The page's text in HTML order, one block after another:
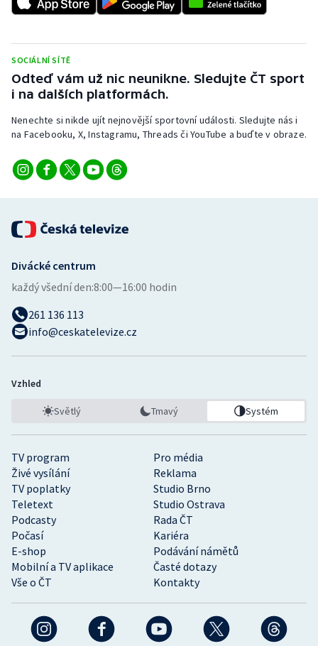
Triatlon
Veslování
Vodní slalom
Volejbal
SOCIÁLNÍ SÍTĚ
Odteď vám už nic neunikne. Sledujte ČT sport
i na dalších platformách.
Nenechte si nikde ujít nejnovější sportovní události. Sledujte nás i
na Facebooku, X, Instagramu, Threads či YouTube a buďte v obraze.
TV program
Pro média
Živé vysílání
Reklama
TV poplatky
Studio Brno
Teletext
Studio Ostrava
Podcasty
Rada ČT
Počasí
Kariéra
E-shop
Podávání námětů
Mobilní a TV aplikace
Časté dotazy
Vše o ČT
Kontakty
Divácké centrum
každý všední den:8:00—16:00 hodin
261 136 113
info@ceskatelevize.cz
Vzhled
Světlý Tmavý Systém